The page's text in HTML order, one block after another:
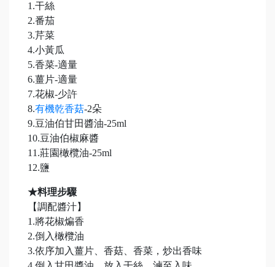
1.干絲
2.番茄
3.芹菜
4.小黃瓜
5.香菜-適量
6.薑片-適量
7.花椒-少許
8.有機乾香菇-2朵
9.豆油伯甘田醬油-25ml
10.豆油伯椒麻醬
11.莊園橄欖油-25ml
12.鹽
★料理步驟
【調配醬汁】
1.將花椒煸香
2.倒入橄欖油
3.依序加入薑片、香菇、香菜，炒出香味